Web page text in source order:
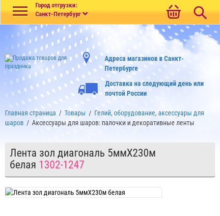
Город отгрузки:
Санкт-Петербург
Адреса магазинов в Санкт-
Петербурге
Доставка на следующий день или
почтой России
Главная страница / Товары / Гелий, оборудование, аксессуары для
шаров / Аксессуары для шаров: палочки и декоративные ленты
Лента зол диагональ 5ммХ230м
белая 1302-1247